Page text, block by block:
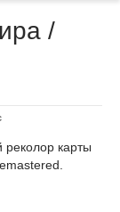
/
реколор карты